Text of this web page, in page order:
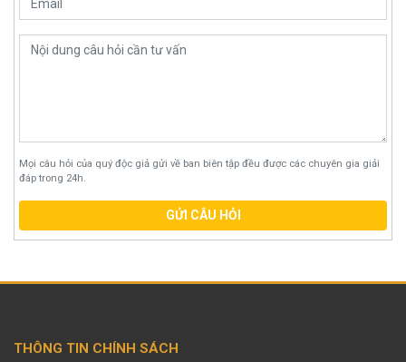
Mọi câu hỏi của quý độc giả gửi về ban biên tập đều được các chuyên gia giải
đáp trong 24h.
GỬI CÂU HỎI
THÔNG TIN CHÍNH SÁCH